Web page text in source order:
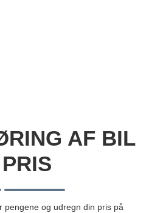
AF BIL
PRIS
pengene og udregn din pris på